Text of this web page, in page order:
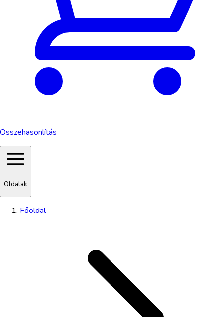
Összehasonlítás
Oldalak
Főoldal